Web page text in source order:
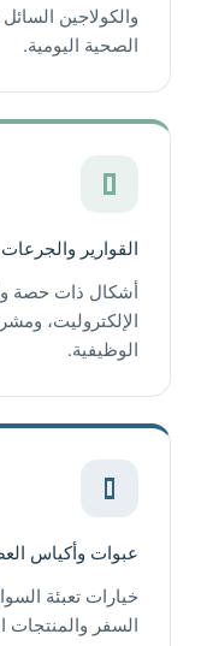
والكولاجين
الصحية اليومية.
القوارير والجرعات
أشكال ذات حصة
الإلكتروليت،
الوظيفية.
عبوات وأكياس
خيارات تعبئة
السفر والمنتجات